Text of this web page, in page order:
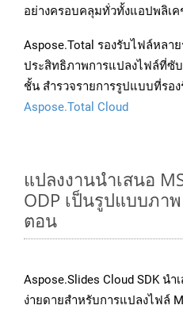
อย่างครอบคลุมทั่วทั้งแอปพลิเ
Aspose.Total รองรับไฟล์หลา
ประสิทธิภาพการแปลงไฟล์ที่ซั
ชั้น สำรวจรายการรูปแบบที่ร
Aspose.Total Cloud
แปลงงานนำเสนอ
ODP เป็นรูปแบบภา
ตอน
Aspose.Slides Cloud SDK นำ
ง่ายดายสำหรับการแปลงไฟล์